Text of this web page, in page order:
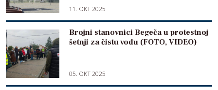
11. OKT 2025
Brojni stanovnici Begeča u protestnoj
šetnji za čistu vodu (FOTO, VIDEO)
05. OKT 2025